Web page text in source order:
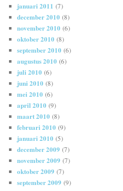
januari 2011 (7)
december 2010 (8)
november 2010 (6)
oktober 2010 (8)
september 2010 (6)
augustus 2010 (6)
juli 2010 (6)
juni 2010 (8)
mei 2010 (6)
april 2010 (9)
maart 2010 (8)
februari 2010 (9)
januari 2010 (5)
december 2009 (7)
november 2009 (7)
oktober 2009 (7)
september 2009 (9)